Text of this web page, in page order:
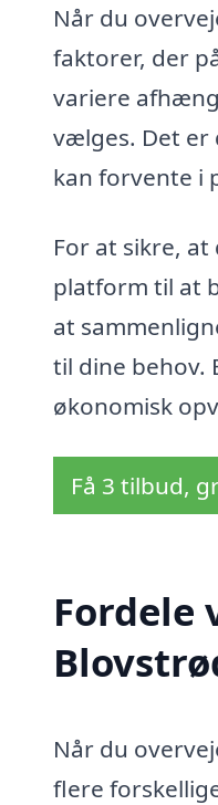
Når du
faktorer, der
variere
vælges. Det er
kan forvente i
For at sikre,
platform til at
at
til dine behov.
økonomisk
Få 3 tilbud,
Fordele
Når du
flere